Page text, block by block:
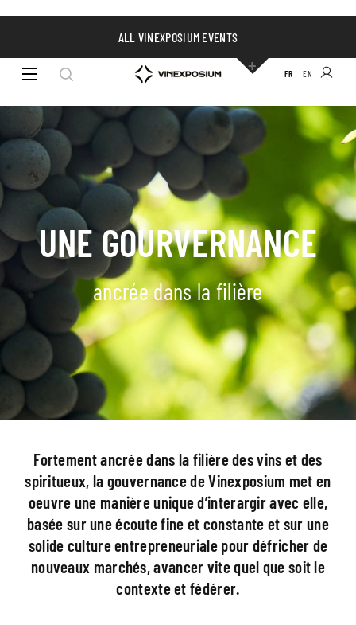
ALL VINEXPOSIUM EVENTS
FR EN
UNE GOURVERNANCE
ancrée dans la filière
Fortement ancrée dans la filière des vins et des
spiritueux, la gouvernance de Vinexposium met en
oeuvre une manière unique d’interargir avec elle,
basée sur une écoute fine et constante et sur une
solide culture entrepreneuriale pour défricher de
nouveaux marchés, avancer vitequel que soit le
contexte et fédérer.